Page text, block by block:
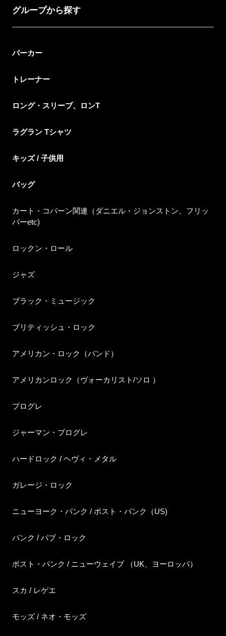
グループから探す
パーカー
トレーナー
ロング・スリーブ、ロンT
ラグラン Tシャツ
キッズ / 子供用
バッグ
カート・コバーン関連（ダニエル・ジョンストン、フリッ
パーetc)
ロックン・ロール
ジャズ
ブラック・ミュージック
ブリティッシュ・ロック
アメリカン・ロック（バンド）
アメリカンロック（ヴォーカリスト/ソロ ）
プログレ
ジャーマン・プログレ
ハードロック / ヘヴィ・メタル
ガレージ・ロック
ニューヨーク・パンク / ポスト・パンク（US)
パンク / パブ・ロック
ポスト・パンク / ニューウェイブ （UK、ヨーロッパ）
スカ / レゲエ
モッズ / ネオ・モッズ